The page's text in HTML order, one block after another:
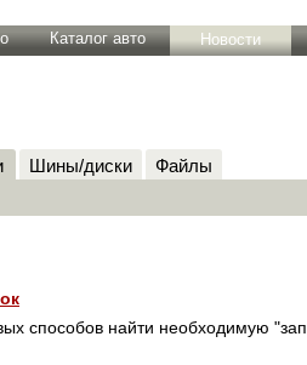
Каталог авто Новости
Шины/диски Файлы
способов найти необходимую